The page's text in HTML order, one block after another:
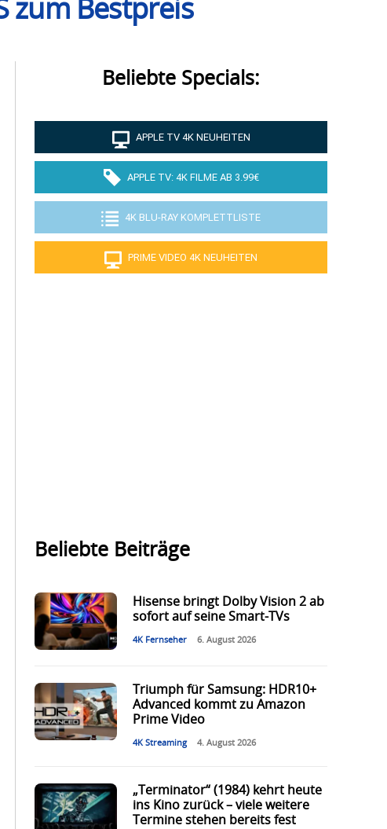
zum Bestpreis
Beliebte Specials:
APPLE TV 4K NEUHEITEN
APPLE TV: 4K FILME AB 3.99€
4K BLU-RAY KOMPLETTLISTE
PRIME VIDEO 4K NEUHEITEN
Beliebte Beiträge
Hisense bringt Dolby Vision 2 ab
sofort auf seine Smart-TVs
4K Fernseher 6. August 2026
Triumph für Samsung: HDR10+
Advanced kommt zu Amazon
Prime Video
4K Streaming 4. August 2026
„Terminator“ (1984) kehrt heute
ins Kino zurück – viele weitere
Termine stehen bereits fest